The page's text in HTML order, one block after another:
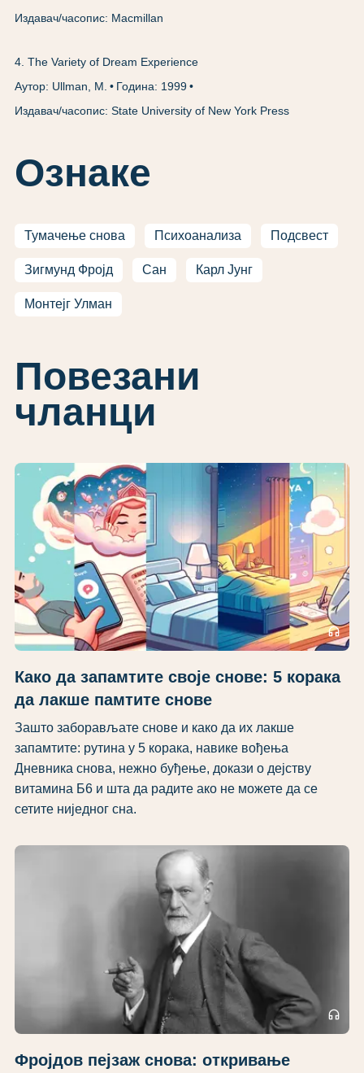
Издавач/часопис: Macmillan
4. The Variety of Dream Experience
Аутор: Ullman, M.
Година: 1999
Издавач/часопис: State University of New York Press
Ознаке
Тумачење снова Психоанализа Подсвест
Зигмунд Фројд Сан Карл Јунг
Монтејг Улман
Повезани
чланци
headphones
Како да запамтите своје снове: 5 корака
да лакше памтите снове
Зашто заборављате снове и како да их лакше
запамтите: рутина у 5 корака, навике вођења
Дневника снова, нежно буђење, докази о дејству
витамина Б6 и шта да радите ако не можете да се
сетите ниједног сна.
headphones
Фројдов пејзаж снова: откривање